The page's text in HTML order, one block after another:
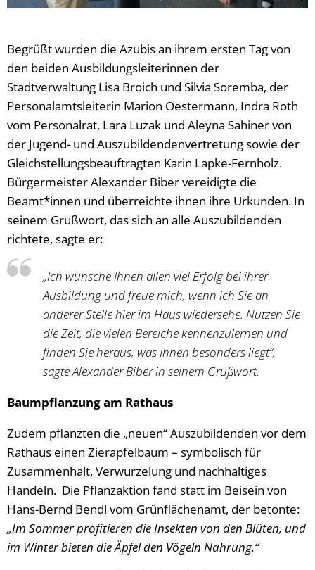
Begrüßt wurden die Azubis an ihrem ersten Tag von
den beiden Ausbildungsleiterinnen der
Stadtverwaltung Lisa Broich und Silvia Soremba, der
Personalamtsleiterin Marion Oestermann, Indra Roth
vom Personalrat, Lara Luzak und Aleyna Sahiner von
der Jugend- und Auszubildendenvertretung sowie der
Gleichstellungsbeauftragten Karin Lapke-Fernholz.
Bürgermeister Alexander Biber vereidigte die
Beamt*innen und überreichte ihnen ihre Urkunden. In
seinem Grußwort, das sich an alle Auszubildenden
richtete, sagte er:
„Ich wünsche Ihnen allen viel Erfolg bei ihrer
Ausbildung und freue mich, wenn ich Sie an
anderer Stelle hier im Haus wiedersehe. Nutzen Sie
die Zeit, die vielen Bereiche kennenzulernen und
finden Sie heraus, was Ihnen besonders liegt“,
sagte Alexander Biber in seinem Grußwort.
Baumpflanzung am Rathaus
Zudem pflanzten die „neuen“ Auszubildenden vor dem
Rathaus einen Zierapfelbaum – symbolisch für
Zusammenhalt, Verwurzelung und nachhaltiges
Handeln. Die Pflanzaktion fand statt im Beisein von
Hans-Bernd Bendl vom Grünflächenamt, der betonte:
„Im Sommer profitieren die Insekten von den Blüten, und
im Winter bieten die Äpfel den Vögeln Nahrung.“